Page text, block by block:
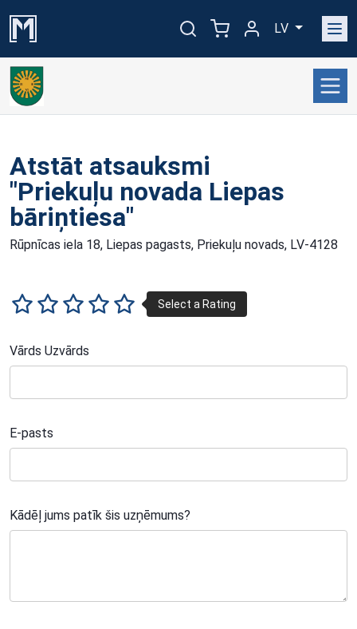
LV
Atstāt atsauksmi
"Priekuļu novada Liepas
bāriņtiesa"
Rūpnīcas iela 18, Liepas pagasts, Priekuļu novads, LV-4128
Vārds Uzvārds
E-pasts
Kādēļ jums patīk šis uzņēmums?